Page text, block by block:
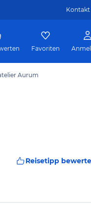
Kontakt
Favoriten
Aurum
Reisetipp